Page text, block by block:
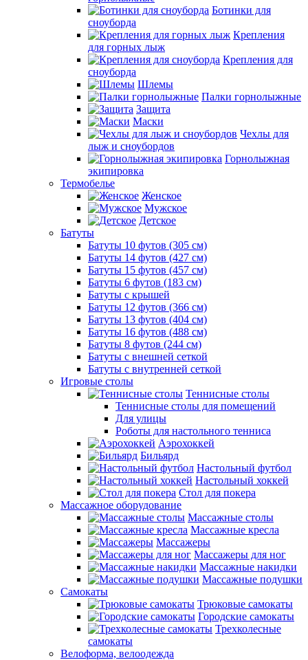
Ботинки для
сноуборда
Крепления
для горных лыж
Крепления для
сноуборда
Шлемы
Палки горнолыжные
Защита
Маски
Чехлы для
лыж и сноубордов
Горнолыжная
экипировка
Термобелье
Женское
Мужское
Детское
Батуты
Батуты 10 футов (305 см)
Батуты 14 футов (427 см)
Батуты 15 футов (457 см)
Батуты 6 футов (183 см)
Батуты с крышей
Батуты 12 футов (366 см)
Батуты 13 футов (404 см)
Батуты 16 футов (488 см)
Батуты 8 футов (244 см)
Батуты с внешней сеткой
Батуты с внутренней сеткой
Игровые столы
Теннисные столы
Теннисные столы для помещений
Для улицы
Роботы для настольного тенниса
Аэрохоккей
Бильярд
Настольный футбол
Настольный хоккей
Стол для покера
Массажное оборудование
Массажные столы
Массажные кресла
Массажеры
Массажеры для ног
Массажные накидки
Массажные подушки
Самокаты
Трюковые самокаты
Городские самокаты
Трехколесные
самокаты
Велоформа, велоодежда